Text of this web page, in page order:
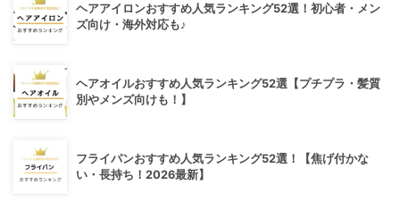
ヘアアイロンおすすめ人気ランキング52選！初心者・メン
ズ向け・海外対応も♪
ヘアオイルおすすめ人気ランキング52選【プチプラ・髪質
別やメンズ向けも！】
フライパンおすすめ人気ランキング52選！【焦げ付かな
い・長持ち！2026最新】